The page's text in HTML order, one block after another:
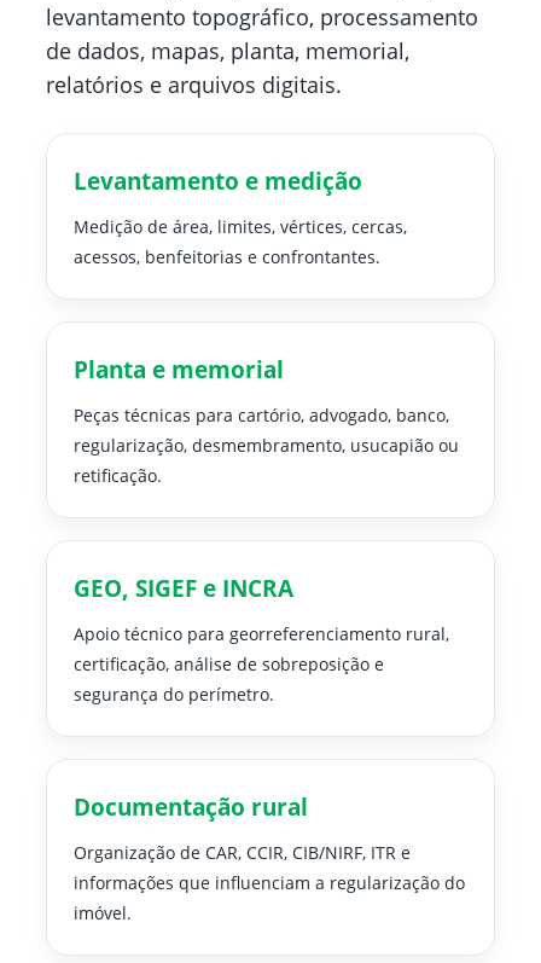
levantamento topográfico, processamento
de dados, mapas, planta, memorial,
relatórios e arquivos digitais.
Levantamento e medição
Medição de área, limites, vértices, cercas,
acessos, benfeitorias e confrontantes.
Planta e memorial
Peças técnicas para cartório, advogado, banco,
regularização, desmembramento, usucapião ou
retificação.
GEO, SIGEF e INCRA
Apoio técnico para georreferenciamento rural,
certificação, análise de sobreposição e
segurança do perímetro.
Documentação rural
Organização de CAR, CCIR, CIB/NIRF, ITR e
informações que influenciam a regularização do
imóvel.